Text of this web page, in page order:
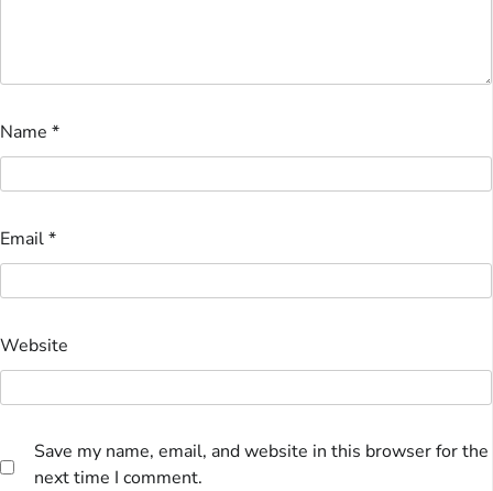
Name *
Email*
Website
Save my name, email, and website in this browser for the
next time I comment.